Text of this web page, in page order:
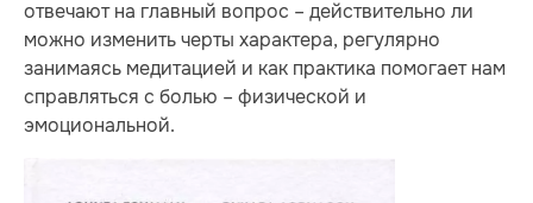
отвечают на главный вопрос – действительно ли
можно изменить черты характера, регулярно
занимаясь медитацией и как практика помогает нам
справляться с болью – физической и
эмоциональной.